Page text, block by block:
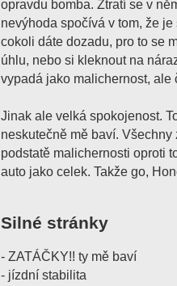
opravdu bomba. Ztratí se v
nevýhoda spočívá v tom, že
cokoli dáte dozadu, pro to se
úhlu, nebo si kleknout na
vypadá jako malichernost, ale
Jinak ale velká spokojenost.
neskutečně mě baví.
podstatě malichernosti oproti
auto jako celek. Takže go,
Silné stránky
- ZATÁČKY!! ty mě baví
- jízdní stabilita